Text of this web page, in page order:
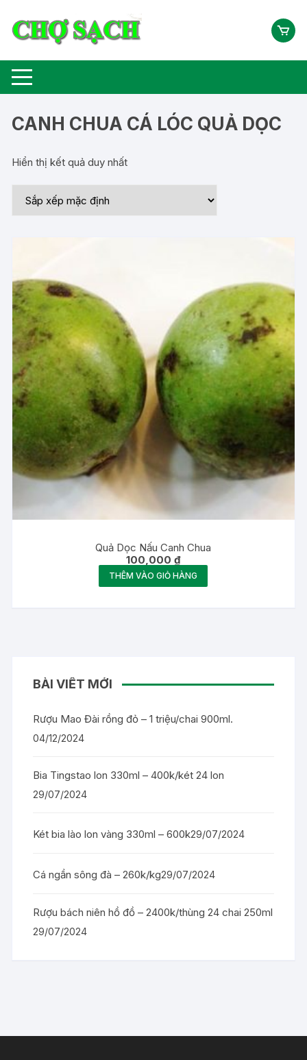
CANH CHUA CÁ LÓC QUẢ DỌC
Hiển thị kết quả duy nhất
Quả Dọc Nấu Canh Chua
100,000₫
THÊM VÀO GIỎ HÀNG
BÀI VIẾT MỚI
Rượu Mao Đài rồng đỏ – 1 triệu/chai 900ml.
04/12/2024
Bia Tingstao lon 330ml – 400k/két 24 lon
29/07/2024
Két bia lào lon vàng 330ml – 600k29/07/2024
Cá ngần sông đà – 260k/kg29/07/2024
Rượu bách niên hồ đồ – 2400k/thùng 24 chai 250ml
29/07/2024